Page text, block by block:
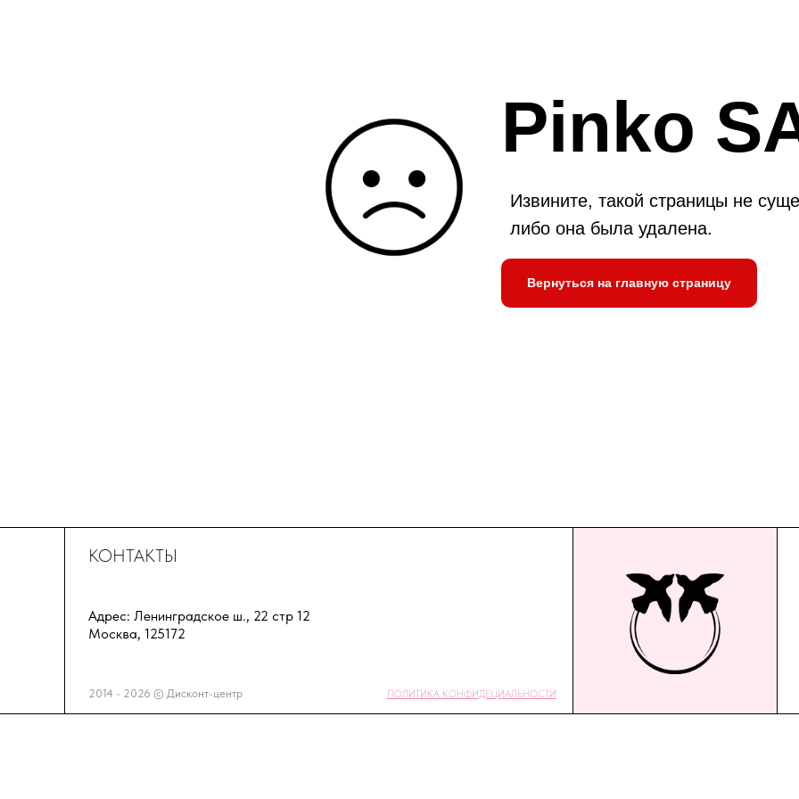
Pinko
Извините, такой страницы не
либо она была удалена.
Вернуться на главную страницу
КОНТАКТЫ
Адрес: Ленинградское ш., 22 стр 12
Москва, 125172
2014 - 2026 © Дисконт-центр ПОЛИТИКА КОНФИДЕЦИАЛЬНОСТИ